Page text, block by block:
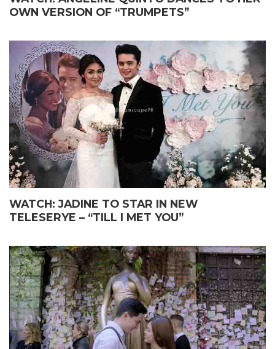
OWN VERSION OF “TRUMPETS”
WATCH: JADINE TO STAR IN NEW
TELESERYE – “TILL I MET YOU”